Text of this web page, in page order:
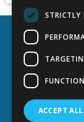
Πολιτική
STRICTLY
ACCEPT ALL